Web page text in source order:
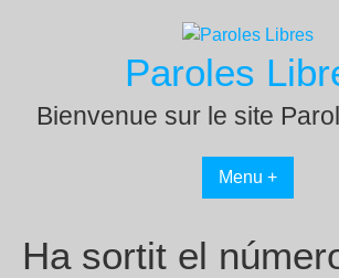
Paroles
Bienvenue sur le site
Menu +
Ha sortit el